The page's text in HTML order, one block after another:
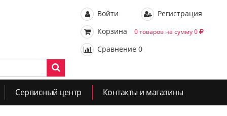
Войти
Регистрация
Корзина
0 товаров на сумму 0
Сравнение 0
Сервисный центр Контакты и магазины